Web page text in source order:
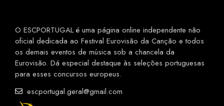
O ESCPORTUGAL é uma página online independente não
oficial dedicada ao Festival Eurovisão da Canção e todos
os demais eventos de música sob a chancela da
Eurovisão. Dá especial destaque às seleções portuguesas
para esses concursos europeus.
escportugal.geral@gmail.com